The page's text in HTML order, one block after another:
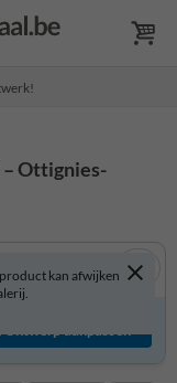
– Ottignies-
kan afwijken
Ontwerp aanpassen